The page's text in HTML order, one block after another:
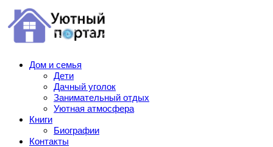
Дом и семья
Дети
Дачный уголок
Занимательный отдых
Уютная атмосфера
Книги
Биографии
Контакты